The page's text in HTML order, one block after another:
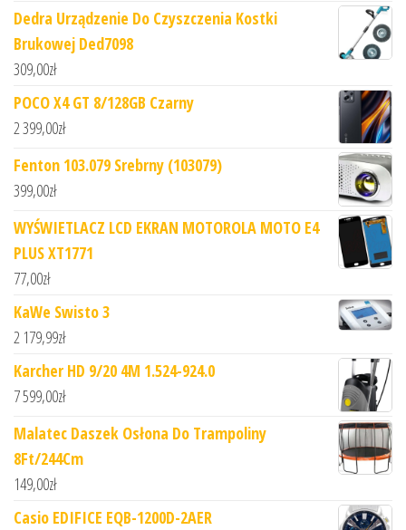
Dedra Urządzenie Do Czyszczenia Kostki
Brukowej Ded7098
309,00zł
POCO X4 GT 8/128GB Czarny
2 399,00zł
Fenton 103.079 Srebrny (103079)
399,00zł
WYŚWIETLACZ LCD EKRAN MOTOROLA MOTO E4
PLUS XT1771
77,00zł
KaWe Swisto 3
2 179,99zł
Karcher HD 9/20 4M 1.524-924.0
7 599,00zł
Malatec Daszek Osłona Do Trampoliny
8Ft/244Cm
149,00zł
Casio EDIFICE EQB-1200D-2AER